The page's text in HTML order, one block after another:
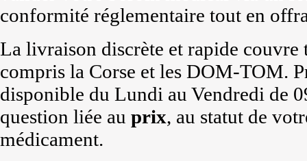
conformité réglementaire tout en
La livraison discrète et rapide
compris la Corse et les DOM-TOM.
disponible du Lundi au Vendredi de
question liée au prix, au statut de
médicament.